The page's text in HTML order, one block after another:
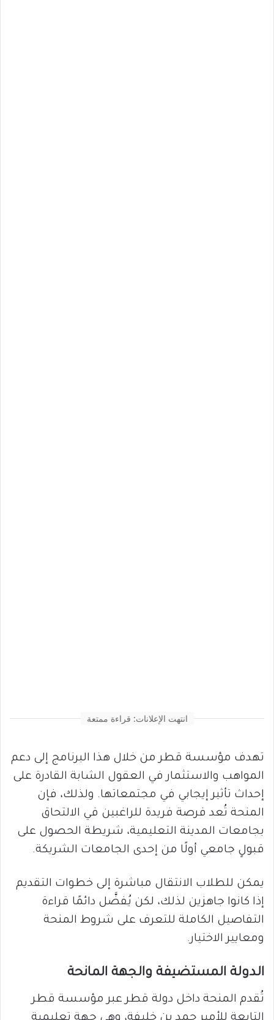
انتهت الإعلانات: قراءة ممتعة
تهدف مؤسسة قطر من خلال هذا البرنامج إلى دعم
المواهب والاستثمار في العقول الشابة القادرة على
إحداث تأثير إيجابي في مجتمعاتها. ولذلك، فإن
المنحة تُعد فرصة فريدة للراغبين في الالتحاق
بجامعات المدينة التعليمية، شريطة الحصول على
قبولٍ جامعي أولًا من إحدى الجامعات الشريكة.
يمكن للطلاب الانتقال مباشرة إلى خطوات التقديم
إذا كانوا جاهزين لذلك، لكن يُفضَّل دائمًا قراءة
التفاصيل الكاملة للتعرف على شروط المنحة
ومعايير الاختيار.
الدولة المستضيفة والجهة المانحة
تُقدم المنحة داخل دولة قطر عبر مؤسسة قطر